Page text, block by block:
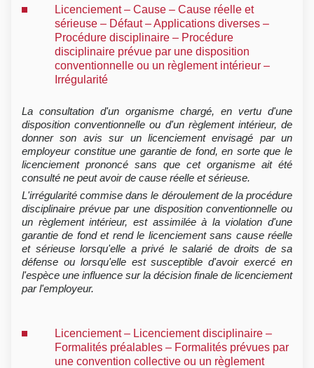
Licenciement – Cause – Cause réelle et
sérieuse – Défaut – Applications diverses –
Procédure disciplinaire – Procédure
disciplinaire prévue par une disposition
conventionnelle ou un règlement intérieur –
Irrégularité
La consultation d'un organisme chargé, en vertu d'une
disposition conventionnelle ou d'un règlement intérieur, de
donner son avis sur un licenciement envisagé par un
employeur constitue une garantie de fond, en sorte que le
licenciement prononcé sans que cet organisme ait été
consulté ne peut avoir de cause réelle et sérieuse.
L'irrégularité commise dans le déroulement de la procédure
disciplinaire prévue par une disposition conventionnelle ou
un règlement intérieur, est assimilée à la violation d'une
garantie de fond et rend le licenciement sans cause réelle
et sérieuse lorsqu'elle a privé le salarié de droits de sa
défense ou lorsqu'elle est susceptible d'avoir exercé en
l'espèce une influence sur la décision finale de licenciement
par l'employeur.
Licenciement – Licenciement disciplinaire –
Formalités préalables – Formalités prévues par
une convention collective ou un règlement